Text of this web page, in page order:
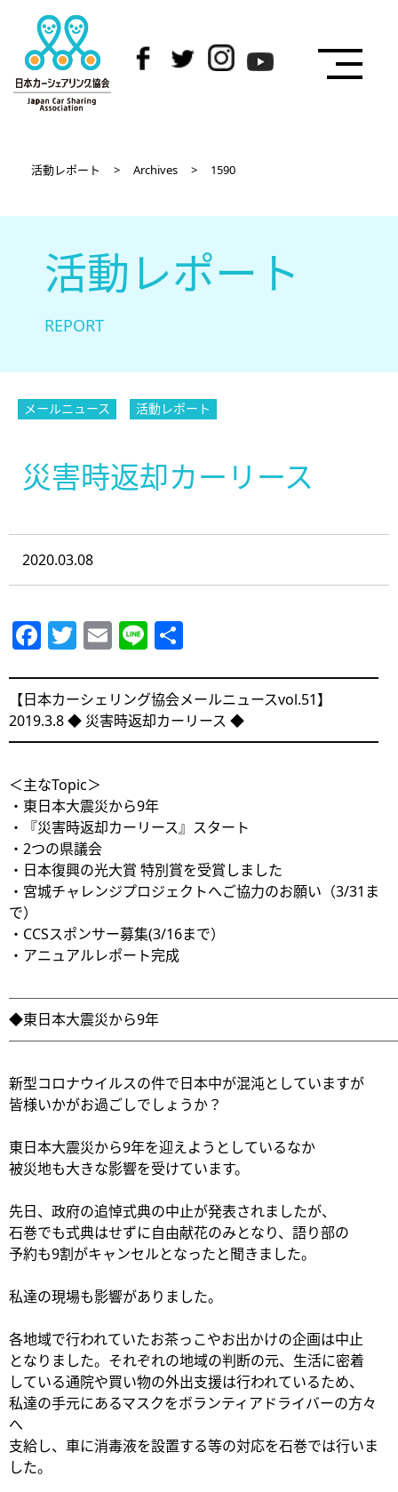
活動レポート > Archives > 1590
活動レポート
REPORT
メールニュース 活動レポート
災害時返却カーリース
2020.03.08
Facebook
Twitter
Email
Line
━━━━━━━━━━━━━━━━━━━━━━━━━━
【日本カーシェリング協会メールニュースvol.51】
2019.3.8 ◆ 災害時返却カーリース ◆
━━━━━━━━━━━━━━━━━━━━━━━━━━
＜主なTopic＞
・東日本大震災から9年
・『災害時返却カーリース』スタート
・2つの県議会
・日本復興の光大賞 特別賞を受賞しました
・宮城チャレンジプロジェクトへご協力のお願い（3/31ま
で）
・CCSスポンサー募集(3/16まで）
・アニュアルレポート完成
◆東日本大震災から9年
新型コロナウイルスの件で日本中が混沌としていますが
皆様いかがお過ごしでしょうか？
東日本大震災から9年を迎えようとしているなか
被災地も大きな影響を受けています。
先日、政府の追悼式典の中止が発表されましたが、
石巻でも式典はせずに自由献花のみとなり、語り部の
予約も9割がキャンセルとなったと聞きました。
私達の現場も影響がありました。
各地域で行われていたお茶っこやお出かけの企画は中止
となりました。それぞれの地域の判断の元、生活に密着
している通院や買い物の外出支援は行われているため、
私達の手元にあるマスクをボランティアドライバーの方々
へ
支給し、車に消毒液を設置する等の対応を石巻では行いま
した。